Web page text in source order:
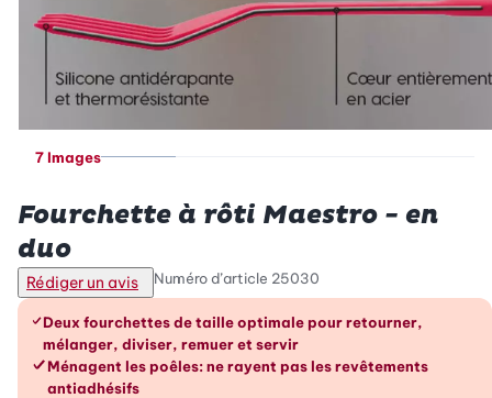
7 Images
Fourchette à rôti Maestro - en
duo
Rédiger un avis Numéro d’article 25030
Les avantages en un coup d’œil
Deux fourchettes de taille optimale pour retourner,
mélanger, diviser, remuer et servir
Ménagent les poêles: ne rayent pas les revêtements
antiadhésifs